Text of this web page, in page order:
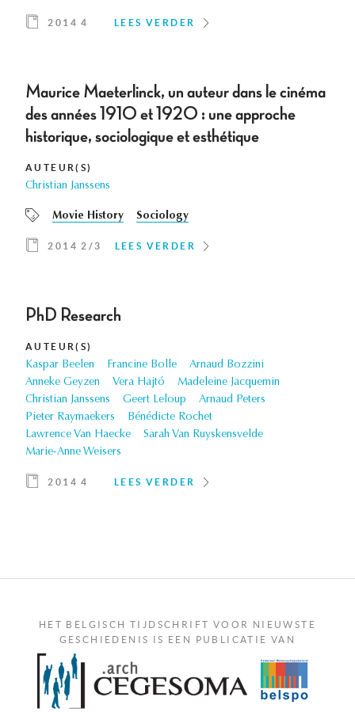
2014 4 LEES VERDER
Maurice Maeterlinck, un auteur dans le cinéma
des années 1910 et 1920 : une approche
historique, sociologique et esthétique
AUTEUR(S)
Christian Janssens
Movie History Sociology
2014 2/3 LEES VERDER
PhD Research
AUTEUR(S)
Kaspar Beelen Francine Bolle
Arnaud Bozzini
Anneke Geyzen
Vera Hajtó
Madeleine Jacquemin
Christian Janssens
Geert Leloup
Arnaud Peters
Pieter Raymaekers
Bénédicte Rochet
Lawrence Van Haecke
Sarah Van Ruyskensvelde
Marie-Anne Weisers
2014 4 LEES VERDER
HET BELGISCH TIJDSCHRIFT VOOR NIEUWSTE
GESCHIEDENIS IS EEN PUBLICATIE VAN